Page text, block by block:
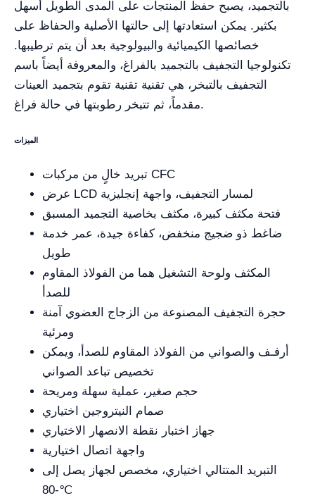
بالتجميد، يصبح حفظ المنتجات على المدى الطويل أسهل
بكثير. يمكن استعادتها إلى حالتها الأصلية والحفاظ على
خصائصها الكيميائية والبيولوجية بعد أن يتم ترطيبها.
تكنولوجيا التجفيف بالتجميد بالفراغ، والمعروفة أيضاً باسم
التجفيف بالتبخر، هي تقنية تقنية تقوم بتجميد العينات
مقدماً، ثم تتبخر رطوبتها في حالة فراغ.
الميزات
تبريد خالٍ من مركبات CFC
عرض LCD لمسار التجفيف، واجهة إنجليزية
فتحة مكثف كبيرة، مكثف بخاصية التجميد المسبق
ضاغط ذو ضجيج منخفض، كفاءة جيدة، عمر خدمة
طويل
المكثف ولوحة التشغيل هما من الفولاذ المقاوم
للصدأ
حجرة التجفيف المصنوعة من الزجاج العضوي آمنة
ومرئية
أرفـف والصواني من الفولاذ المقاوم للصدأ، ويمكن
تخصيص تباعد الصواني
حجم صغير، عملية سهلة ومريحة
صمام النيتروجين اختياري
جهاز اختبار نقطة الانصهار الاختياري
واجهة اتصال اختيارية
التبريد المتتالي اختياري، مخصص لجهاز يصل إلى
-80℃